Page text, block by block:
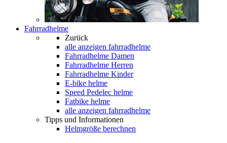
Fahrradhelme
Zurück
alle anzeigen fahrradhelme
Fahrradhelme Damen
Fahrradhelme Herren
Fahrradhelme Kinder
E-bike helme
Speed Pedelec helme
Fatbike helme
alle anzeigen fahrradhelme
Tipps und Informationen
Helmgröße berechnen